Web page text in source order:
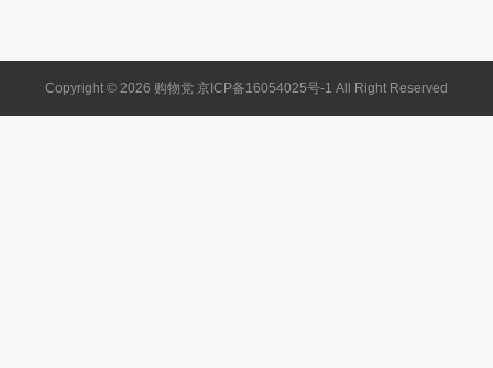
Copyright © 2026 购物党 京ICP备16054025号-1 All Right Reserved